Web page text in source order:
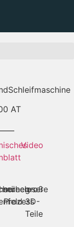
AT
Video
müheloser
Prozess
große
3D-
Teile